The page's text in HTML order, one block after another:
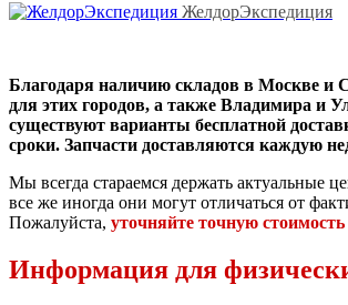
ЖелдорЭкспедиция
Благодаря наличию складов в Москве и
для этих городов, а также Владимира и
существуют варианты бесплатной
сроки. Запчасти доставляются каждую
Мы всегда стараемся держать актуальные
все же иногда они могут отличаться от
Пожалуйста, уточняйте точную
Информация для